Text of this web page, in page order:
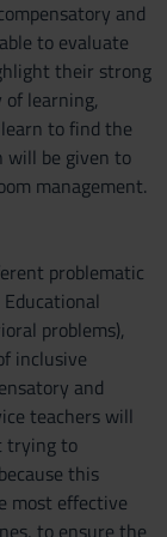
and
to evaluate
their strong
learning,
to find the
will be given to
management.
problematic
problems),
inclusive
and
teachers will
trying to
this
most effective
to ensure the